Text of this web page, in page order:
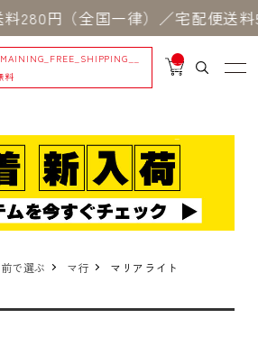
円（全国一律）／宅配便送
料
__
IT
_
で選ぶ マ行 マリアライト